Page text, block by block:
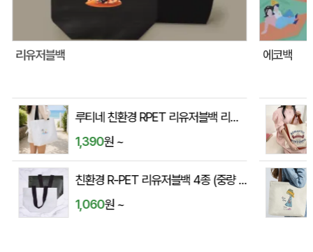
리유저블백
루티네 친환경 RPET 리유저블백 리사이클백
1,390원 ~
친환경 R-PET 리유저블백 4종 (중량 160g±10) (38x15x28,45x15x40,57x20x43,40x24x42cm)
1,060원 ~
에코백